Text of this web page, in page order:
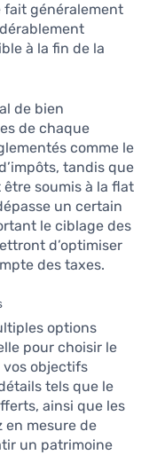
fait généralement
à la fin de la
de bien
de chaque
comme le
tandis que
soumis à la flat
un certain
le ciblage des
d’optimiser
des taxes.
options
pour choisir le
vos objectifs
tels que le
ainsi que les
en mesure de
un patrimoine